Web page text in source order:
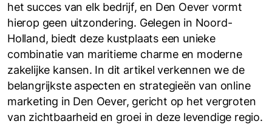
het succes van elk bedrijf, en Den Oever vormt
hierop geen uitzondering. Gelegen in Noord-
Holland, biedt deze kustplaats een unieke
combinatie van maritieme charme en moderne
zakelijke kansen. In dit artikel verkennen we de
belangrijkste aspecten en strategieën van online
marketing in Den Oever, gericht op het vergroten
van zichtbaarheid en groei in deze levendige regio.